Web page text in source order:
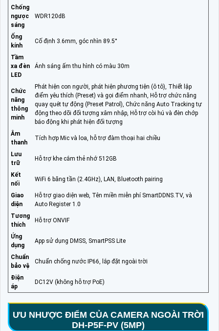
Chống
ngược
sáng
WDR120dB
Ống
kính
Cố định 3.6mm, góc nhìn 89.5°
Tầm
xa đèn
LED
Ánh sáng ấm thu hình có màu 30m
Chức
năng
thông
minh
Phát hiện con người, phát hiện phương tiện (ô tô), Thiết lập
điểm yêu thích (Preset) và gọi điểm nhanh, Hỗ trợ chức năng
quay quét tự động (Preset Patrol), Chức năng Auto Tracking tự
động theo dõi đối tượng xâm nhập, Hỗ trợ còi hú và đèn chớp
báo động khi phát hiện đối tượng
Âm
thanh
Tích hợp Mic và loa, hỗ trợ đàm thoại hai chiều
Lưu
trữ
Hỗ trợ khe cắm thẻ nhớ 512GB
Kết
nối
WiFi 6 băng tần (2.4GHz), LAN, Bluetooth pairing
Giao
diện
Hỗ trợ giao diện web, Tên miền miễn phí SmartDDNS.TV, và
Auto Register 1.0
Tương
thích
Hỗ trợ ONVIF
Ứng
dụng
App sử dụng DMSS, SmartPSS Lite
Chuẩn
bảo vệ
Chuẩn chống nước IP66, lắp đặt ngoài trời
Điện
áp
DC12V (không hỗ trợ PoE)
ƯU NHƯỢC ĐIỂM CỦA CAMERA NGOÀI TRỜI
DH-P5F-PV (5MP)